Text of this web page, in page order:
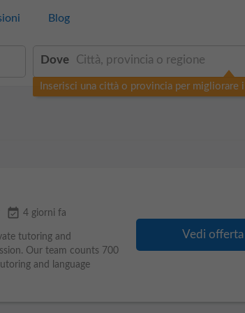
Blog
Dove
Inserisci una città o provincia per migliorare
event_available 4 giorni fa
tutoring and
Our team counts 700
and language
Vedi offerta